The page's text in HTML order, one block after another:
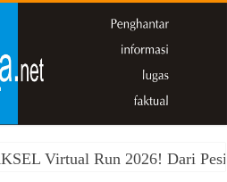
Virtual Run 2026! Dari